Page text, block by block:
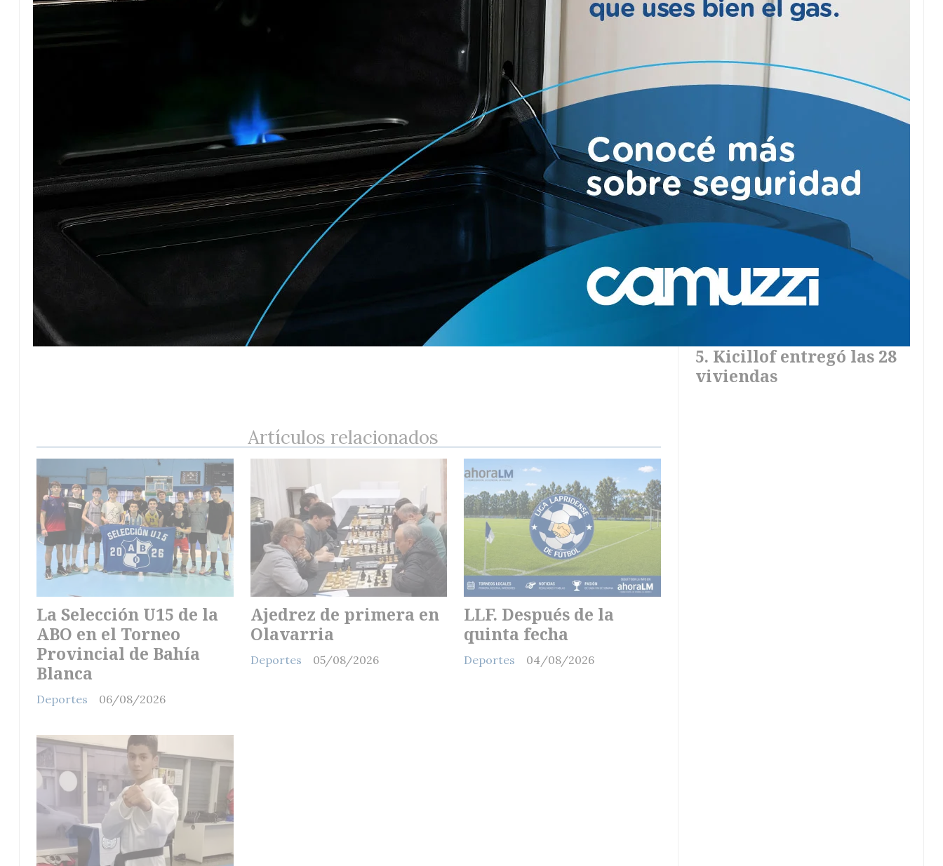
Solo tendrán que enviar vía whatsapp escrito (no audio) donde conste nombre equipo, ciudad y categoría.
Los cupos serán limitados sin excepción.
Fuente: Emblema Deportivo
Artículos relacionados
La Selección U15 de la
ABO en el Torneo
Provincial de Bahía
Blanca
Deportes 06/08/2026
Ajedrez de primera en
Olavarria
Deportes 05/08/2026
LLF. Después de la
quinta fecha
Deportes 04/08/2026
Convenio para su
ampliación.
Kicillof entregó las 28
viviendas